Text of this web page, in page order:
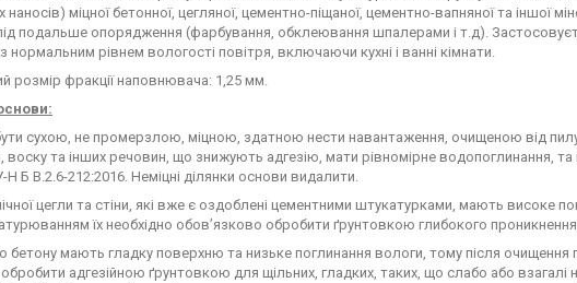
наносів) міцної бетонної, цегляної, цементно-піщаної, цементно-вапняної та іншої
подальше опорядження (фарбування, обклеювання шпалерами і т.д).
нормальним рівнем вологості повітря, включаючи кухні і ванні кімнати.
розмір фракції наповнювача: 1,25 мм.
сухою, не промерзлою, міцною, здатною нести навантаження, очищеною від
воску та інших речовин, що знижують адгезію, мати рівномірне водопоглинання,
Б В.2.6-212:2016. Неміцні ділянки основи видалити.
цегли та стіни, які вже є оздоблені цементними штукатурками, мають високе
їх необхідно обов’язково обробити ґрунтовкою глибокого проникнення
бетону мають гладку поверхню та низьке поглинання вологи, тому після
адгезійною ґрунтовкою для щільних, гладких, таких, що слабо або